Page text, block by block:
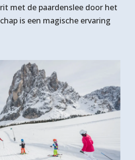
met de paardenslee door het
is een magische ervaring